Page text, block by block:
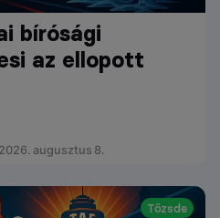
bírósági
az ellopott
augusztus 8.
Tőzsde